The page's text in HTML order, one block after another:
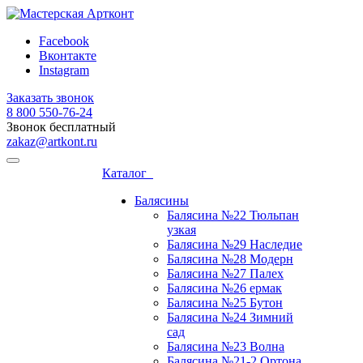
Facebook
Вконтакте
Instagram
Заказать звонок
8 800 ‎550-76-24
Звонок бесплатный
zakaz@artkont.ru
Каталог
Балясины
Балясина №22 Тюльпан
узкая
Балясина №29 Наследие
Балясина №28 Модерн
Балясина №27 Палех
Балясина №26 ермак
Балясина №25 Бутон
Балясина №24 Зимний
сад
Балясина №23 Волна